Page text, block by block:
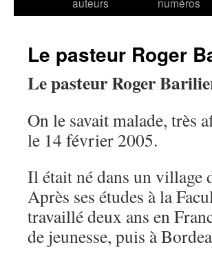
Le pasteur Roger
Le pasteur Roger
On le savait malade, très
le 14 février 2005.
Il était né dans un village
Après ses études à la
travaillé deux ans en
de jeunesse, puis à